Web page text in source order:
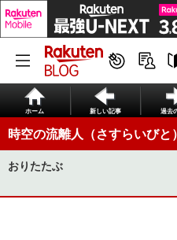
ホーム 新しい記事 過去
時空の流離人（さすらいび
おりたたぶ